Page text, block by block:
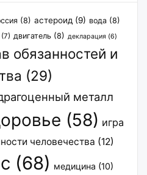
(8) астероид (9) вода (8)
(7) двигатель (8) декларация (6)
обязанностей и
(29)
металл
(58) игра
человечества (12)
(68) медицина (10)